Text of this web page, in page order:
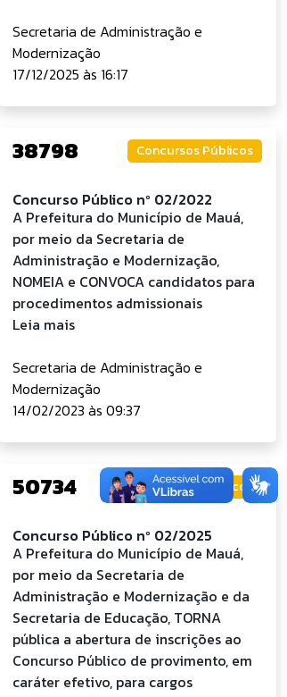
Secretaria de Administração e
Modernização
17/12/2025 às 16:17
38798 Concursos Públicos
Concurso Público nº 02/2022
A Prefeitura do Município de Mauá,
por meio da Secretaria de
Administração e Modernização,
NOMEIA e CONVOCA candidatos para
procedimentos admissionais
Leia mais
Secretaria de Administração e
Modernização
14/02/2023 às 09:37
50734 Concursos Públicos
Concurso Público nº 02/2025
A Prefeitura do Município de Mauá,
por meio da Secretaria de
Administração e Modernização e da
Secretaria de Educação, TORNA
pública a abertura de inscrições ao
Concurso Público de provimento, em
caráter efetivo, para cargos